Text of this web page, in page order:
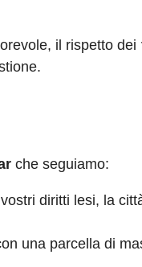
il rispetto dei
che seguiamo:
diritti lesi, la
una parcella di